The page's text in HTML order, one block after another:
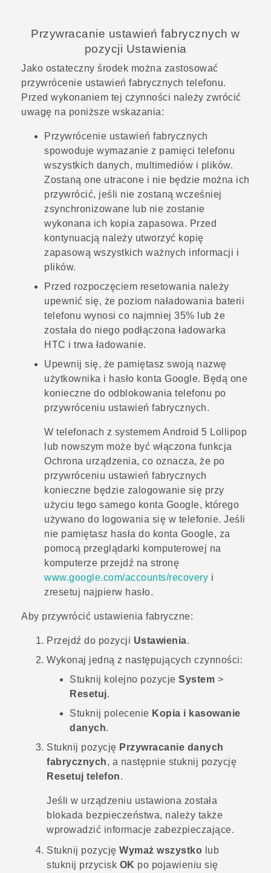
Przywracanie ustawień fabrycznych w
pozycji Ustawienia
Jako ostateczny środek można zastosować
przywrócenie ustawień fabrycznych telefonu.
Przed wykonaniem tej czynności należy zwrócić
uwagę na poniższe wskazania:
Przywrócenie ustawień fabrycznych
spowoduje wymazanie z pamięci telefonu
wszystkich danych, multimediów i plików.
Zostaną one utracone i nie będzie można ich
przywrócić, jeśli nie zostaną wcześniej
zsynchronizowane lub nie zostanie
wykonana ich kopia zapasowa. Przed
kontynuacją należy utworzyć kopię
zapasową wszystkich ważnych informacji i
plików.
Przed rozpoczęciem resetowania należy
upewnić się, że poziom naładowania baterii
telefonu wynosi co najmniej 35% lub że
została do niego podłączona ładowarka
HTC i trwa ładowanie.
Upewnij się, że pamiętasz swoją nazwę
użytkownika i hasło konta Google. Będą one
konieczne do odblokowania telefonu po
przywróceniu ustawień fabrycznych.
W telefonach z systemem Android 5 Lollipop
lub nowszym może być włączona funkcja
Ochrona urządzenia, co oznacza, że po
przywróceniu ustawień fabrycznych
konieczne będzie zalogowanie się przy
użyciu tego samego konta Google, którego
używano do logowania się w telefonie. Jeśli
nie pamiętasz hasła do konta Google, za
pomocą przeglądarki komputerowej na
komputerze przejdź na stronę
www.google.com/accounts/recovery i
zresetuj najpierw hasło.
Aby przywrócić ustawienia fabryczne:
Przejdź do pozycji Ustawienia.
Wykonaj jedną z następujących czynności:
Stuknij kolejno pozycje System >
Resetuj.
Stuknij polecenie Kopia i kasowanie
danych.
Stuknij pozycję Przywracanie danych
fabrycznych, a następnie stuknij pozycję
Resetuj telefon.
Jeśli w urządzeniu ustawiona została
blokada bezpieczeństwa, należy także
wprowadzić informacje zabezpieczające.
Stuknij pozycję Wymaż wszystko lub
stuknij przycisk OK po pojawieniu się